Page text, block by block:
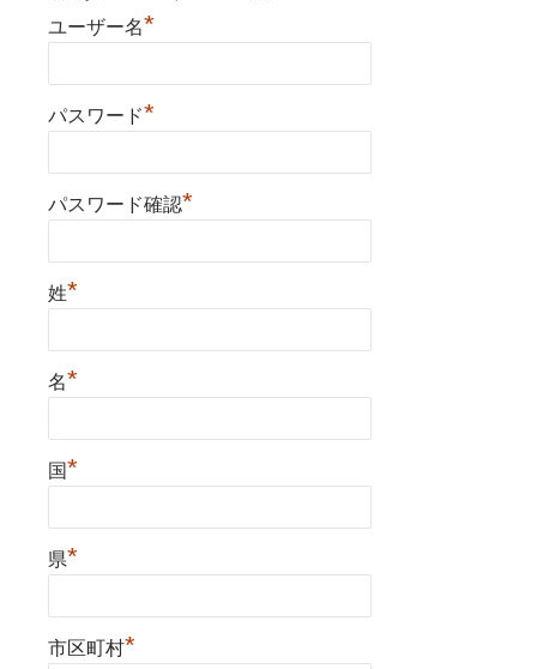
ユーザー名*
パスワード*
パスワード確認*
姓*
名*
国*
県*
市区町村*